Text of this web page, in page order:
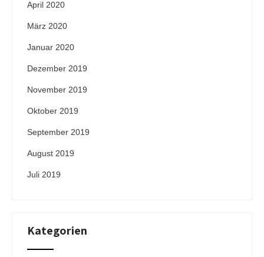
April 2020
März 2020
Januar 2020
Dezember 2019
November 2019
Oktober 2019
September 2019
August 2019
Juli 2019
Kategorien